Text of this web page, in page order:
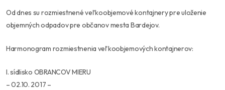
Od dnes su rozmiestnené veľkoobjemové kontajnery pre uloženie
objemných odpadov pre občanov mesta Bardejov.
Harmonogram rozmiestnenia veľkoobjemových kontajnerov:
I. sídlisko OBRANCOV MIERU
– 02.10. 2017 –